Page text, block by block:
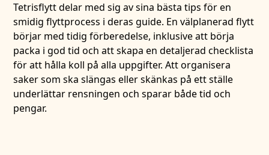
Tetrisflytt delar med sig av sina bästa tips för en
smidig flyttprocess i deras guide. En välplanerad flytt
börjar med tidig förberedelse, inklusive att börja
packa i god tid och att skapa en detaljerad checklista
för att hålla koll på alla uppgifter. Att organisera
saker som ska slängas eller skänkas på ett ställe
underlättar rensningen och sparar både tid och
pengar.